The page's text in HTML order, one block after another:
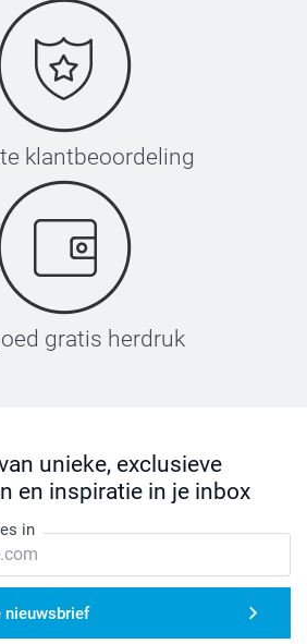
klantbeoordeling
gratis herdruk
unieke, exclusieve
en inspiratie in je inbox
in
nieuwsbrief